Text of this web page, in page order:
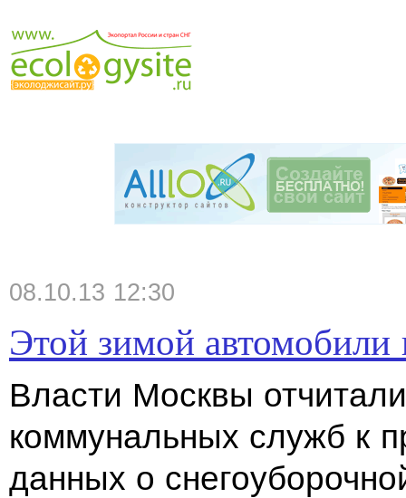
08.10.13 12:30
Этой зимой автомобили
Власти Москвы
коммунальных служб к
данных о